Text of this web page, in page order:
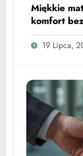
Miękkie
komfort
19 Lipca,